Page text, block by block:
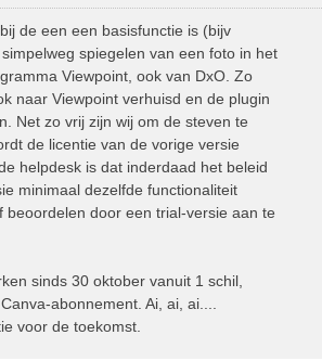
de een een basisfunctie is (bijv
spiegelen van een foto in het
Viewpoint, ook van DxO. Zo
naar Viewpoint verhuisd en de plugin
Net zo vrij zijn wij om de steven te
de licentie van de vorige versie
helpdesk is dat inderdaad het beleid
minimaal dezelfde functionaliteit
door een trial-versie aan te
sinds 30 oktober vanuit 1 schil,
abonnement. Ai, ai, ai....
voor de toekomst.